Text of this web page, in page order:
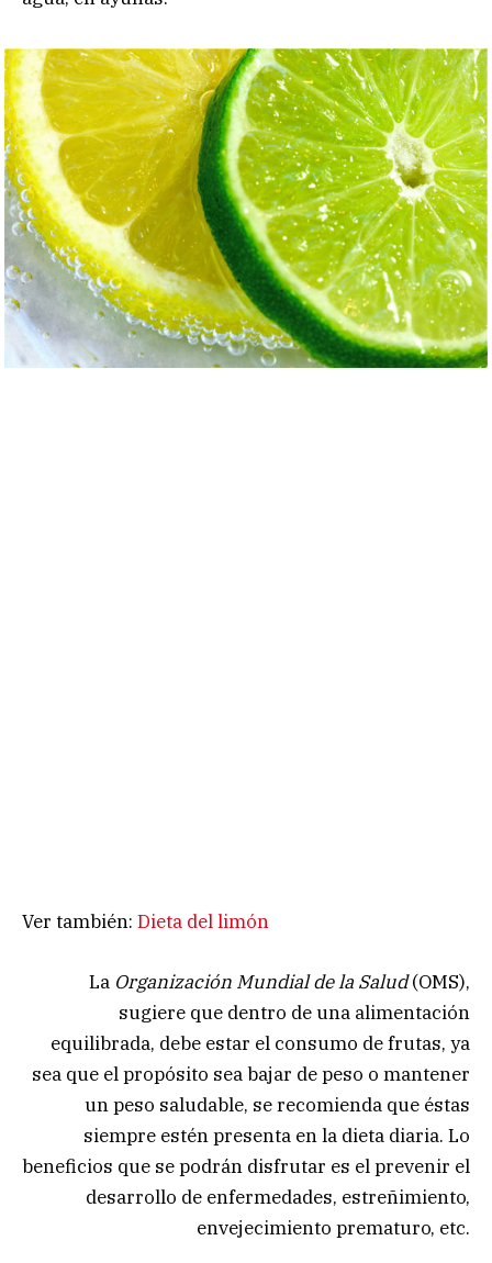
Ver también: Dieta del limón
La Organización Mundial de la Salud(OMS),
sugiere que dentro de una alimentación
equilibrada, debe estar el consumo de frutas, ya
sea que el propósito sea bajar de peso o mantener
un peso saludable, se recomienda que éstas
siempre estén presenta en la dieta diaria. Lo
beneficios que se podrán disfrutar es el prevenir el
desarrollo de enfermedades, estreñimiento,
envejecimiento prematuro, etc.